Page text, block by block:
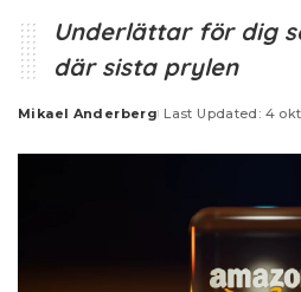
Underlättar för dig
där sista prylen
Posted
Mikael Anderberg Last Updated: 4